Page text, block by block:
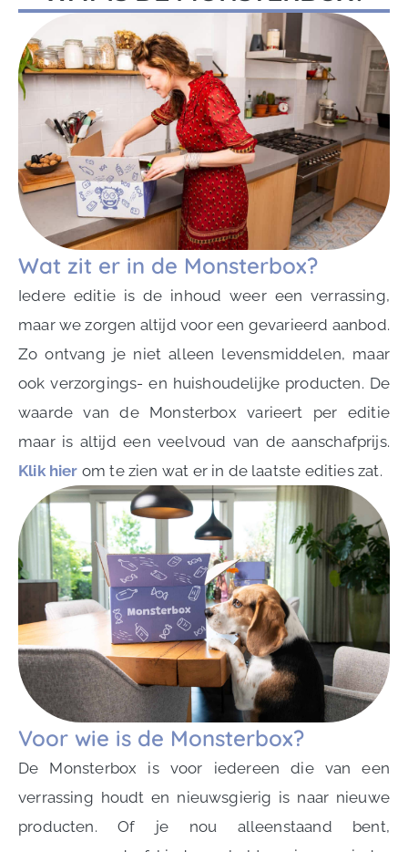
Wat zit er in de Monsterbox?
Iedere editie is de inhoud weer een verrassing,
maar we zorgen altijd voor een gevarieerd aanbod.
Zo ontvang je niet alleen levensmiddelen, maar
ook verzorgings- en huishoudelijke producten. De
waarde van de Monsterbox varieert per editie
maar is altijd een veelvoud van de aanschafprijs.
Klik hier om te zien wat er in de laatste edities zat.
Voor wie is de Monsterbox?
De Monsterbox is voor iedereen die van een
verrassing houdt en nieuwsgierig is naar nieuwe
producten. Of je nou alleenstaand bent,